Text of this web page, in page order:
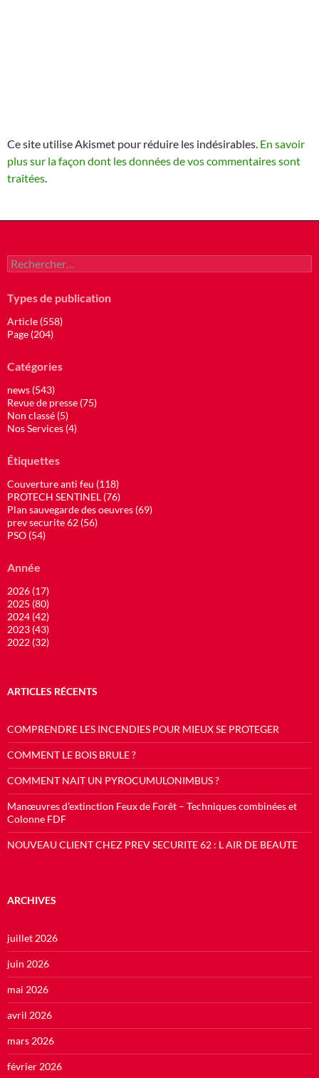
Ce site utilise Akismet pour réduire les indésirables. En savoir
plus sur la façon dont les données de vos commentaires sont
traitées
Rechercher :
Types de publication
Article (558)
Page (204)
Catégories
news (543)
Revue de presse (75)
Non classé (5)
Nos Services (4)
Étiquettes
Couverture anti feu (118)
PROTECH SENTINEL (76)
Plan sauvegarde des oeuvres (69)
prev securite 62 (56)
PSO (54)
Année
2026 (17)
2025 (80)
2024 (42)
2023 (43)
2022 (32)
ARTICLES RÉCENTS
COMPRENDRE LES INCENDIES POUR MIEUX SE PROTEGER
COMMENT LE BOIS BRULE ?
COMMENT NAIT UN PYROCUMULONIMBUS ?
Manœuvres d’extinction Feux de Forêt – Techniques combinées et
Colonne FDF
NOUVEAU CLIENT CHEZ PREV SECURITE 62 : L AIR DE BEAUTE
ARCHIVES
juillet 2026
juin 2026
mai 2026
avril 2026
mars 2026
février 2026